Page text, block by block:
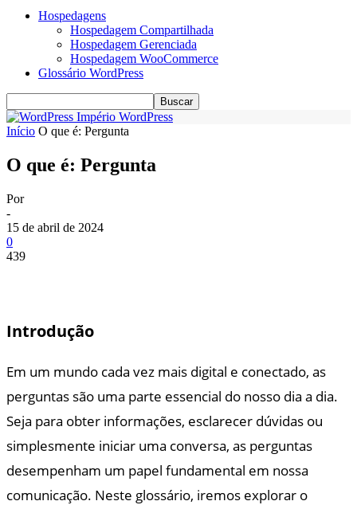
Hospedagens
Hospedagem Compartilhada
Hospedagem Gerenciada
Hospedagem WooCommerce
Glossário WordPress
Império WordPress
Início O que é: Pergunta
O que é: Pergunta
Por
-
15 de abril de 2024
0
439
Introdução
Em um mundo cada vez mais digital e conectado, as
perguntas são uma parte essencial do nosso dia a dia.
Seja para obter informações, esclarecer dúvidas ou
simplesmente iniciar uma conversa, as perguntas
desempenham um papel fundamental em nossa
comunicação. Neste glossário, iremos explorar o